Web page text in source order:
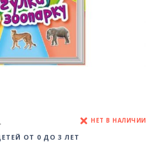
ОТ 0 ДО 3 ЛЕТ
НЕТ В НАЛИЧИИ